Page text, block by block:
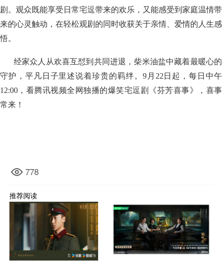
剧。观众既能享受日常宅逗带来的欢乐，又能感受到家庭温情带
来的心灵触动，在轻松观剧的同时收获关于亲情、爱情的人生感
悟。
经家众人从欢喜互怼到共同进退，柴米油盐中藏着最暖心的
守护，平凡日子里述说着珍贵的羁绊。9月22日起，每日中午
12:00，看腾讯视频全网独播的爆笑宅逗剧《芬芳喜事》，喜事
常来！
778
推荐阅读